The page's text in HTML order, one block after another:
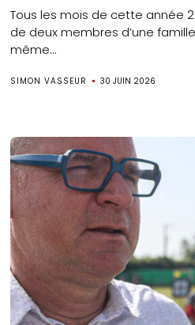
Tous les mois de cette année
de deux membres d’une
même...
SIMON VASSEUR 30 JUIN 2026